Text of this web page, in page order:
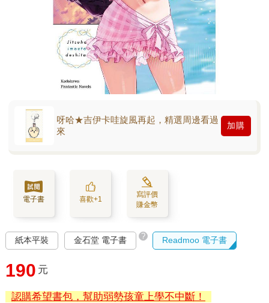
呀哈★吉伊卡哇旋風再起，精選周邊看過
來
加購
電子書 喜歡+1
寫評價
賺金幣
紙本平裝 金石堂 電子書 ? Readmoo 電子書
190 元
認購希望書包，幫助弱勢孩童上學不中斷！